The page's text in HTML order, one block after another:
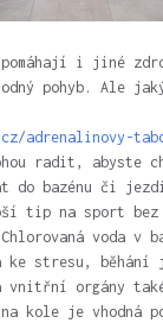
i jiné
pohyb. Ale
adrenalinovy-
radit, abyste
do bazénu či
tip na sport
voda v
stresu, běhání
vnitřní orgány
je vhodná